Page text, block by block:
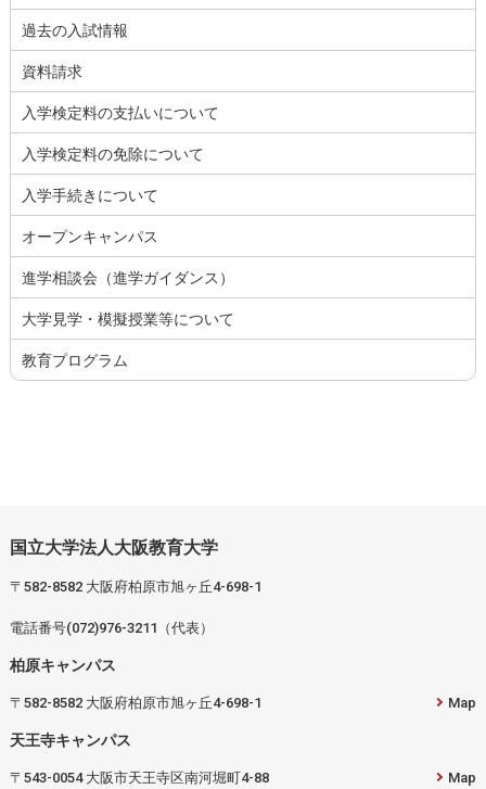
過去の入試情報
資料請求
入学検定料の支払いについて
入学検定料の免除について
入学手続きについて
オープンキャンパス
進学相談会（進学ガイダンス）
大学見学・模擬授業等について
教育プログラム
国立大学法人大阪教育大学
〒582-8582 大阪府柏原市旭ヶ丘4-698-1
電話番号(072)976-3211（代表）
柏原キャンパス
〒582-8582 大阪府柏原市旭ヶ丘4-698-1 Map
天王寺キャンパス
〒543-0054 大阪市天王寺区南河堀町4-88 Map